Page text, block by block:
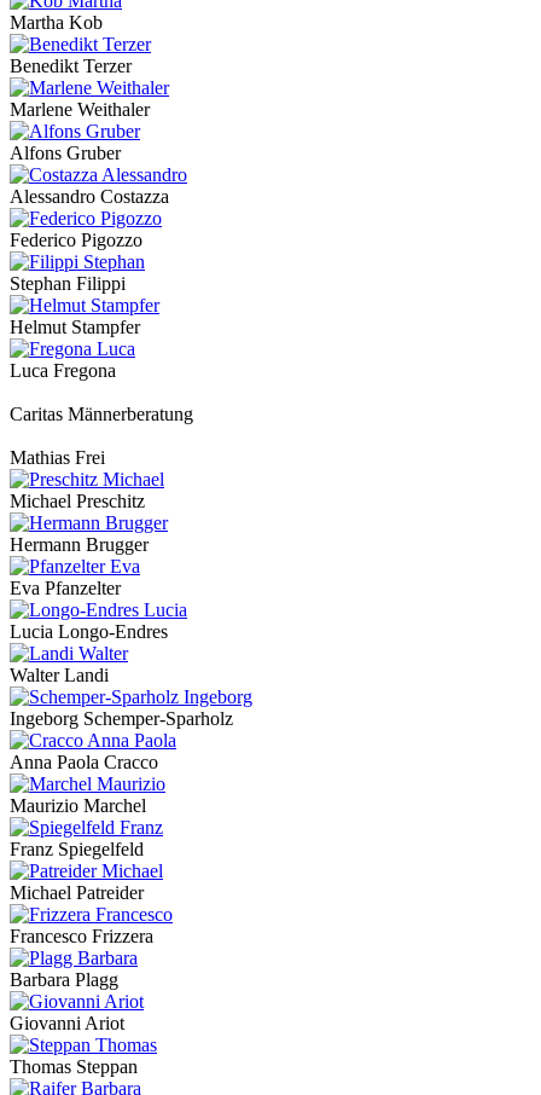
Martha Kob
Benedikt Terzer
Marlene Weithaler
Alfons Gruber
Alessandro Costazza
Federico Pigozzo
Stephan Filippi
Helmut Stampfer
Luca Fregona
Caritas Männerberatung
Mathias Frei
Michael Preschitz
Hermann Brugger
Eva Pfanzelter
Lucia Longo-Endres
Walter Landi
Ingeborg Schemper-Sparholz
Anna Paola Cracco
Maurizio Marchel
Franz Spiegelfeld
Michael Patreider
Francesco Frizzera
Barbara Plagg
Giovanni Ariot
Thomas Steppan